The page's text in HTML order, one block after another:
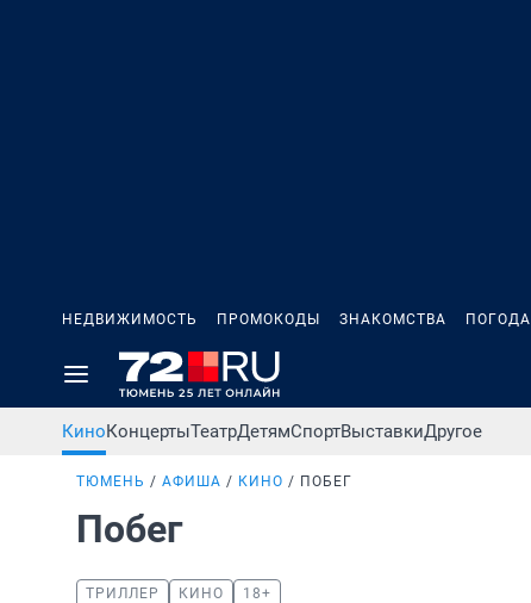
НЕДВИЖИМОСТЬ ПРОМОКОДЫ ЗНАКОМСТВА ПОГОДА
КиноКонцертыТеатрДетямСпортВыставкиДругое
ТЮМЕНЬ АФИША КИНО ПОБЕГ
Побег
ТРИЛЛЕР КИНО 18+